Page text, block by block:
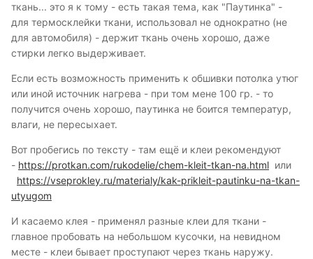
ткань... это я к тому - есть такая тема, как "Паутинка" -
для термосклейки ткани, использовал не однократно (не
для автомобиля) - держит ткань очень хорошо, даже
стирки легко выдерживает.
Если есть возможность применить к обшивки потолка утюг
или иной источник нагрева - при том мене 100 гр. - то
получится очень хорошо, паутинка не боится температур,
влаги, не пересыхает.
Вот пробегись по тексту - там ещё и клеи рекомендуют
- https://protkan.com/rukodelie/chem-kleit-tkan-na.html или
https://vseprokley.ru/materialy/kak-prikleit-pautinku-na-tkan-
utyugom
И касаемо клея - применял разные клеи для ткани -
главное пробовать на небольшом кусочки, на невидном
месте - клеи бывает проступают через ткань наружу.